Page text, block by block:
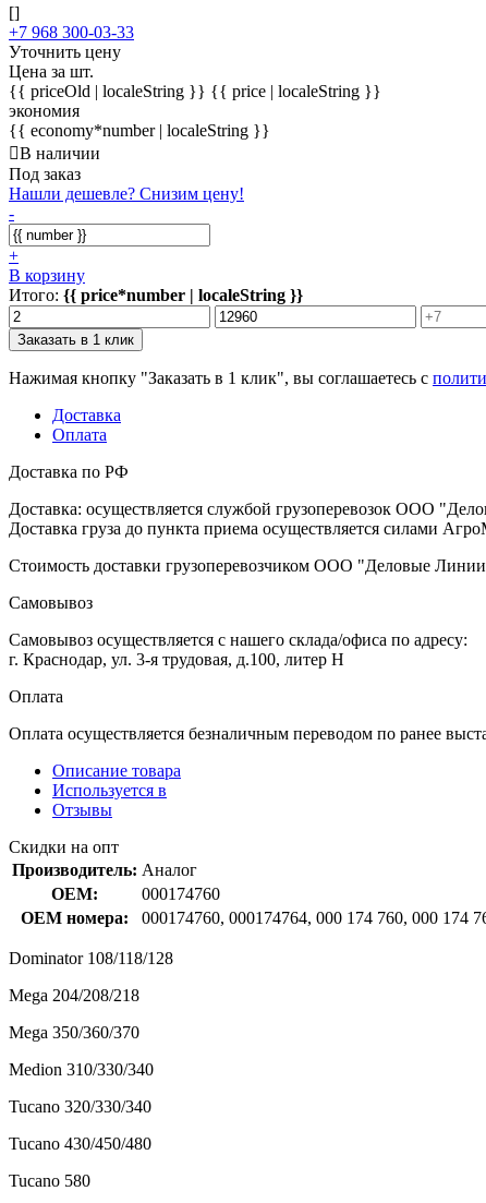
[]
+7 968 300-03-33
Уточнить цену
Цена за шт.
{{ priceOld | localeString }} {{ price | localeString }}
экономия
{{ economy*number | localeString }}
В наличии
Под заказ
Нашли дешевле? Снизим цену!
-
+
В корзину
Итого: {{ price*number | localeString }}
Заказать в 1 клик
Нажимая кнопку "Заказать в 1 клик", вы соглашаетесь с
Доставка
Оплата
Доставка по РФ
Доставка: осуществляется службой грузоперевозок ООО
Доставка груза до пункта приема осуществляется силами
Стоимость доставки грузоперевозчиком ООО "Деловые
Самовывоз
Самовывоз осуществляется с нашего склада/офиса по адресу:
г. Краснодар, ул. 3-я трудовая, д.100, литер Н
Оплата
Оплата осуществляется безналичным переводом по ранее
Описание товара
Используется в
Отзывы
Скидки на опт
Производитель: Аналог
OEM:
000174760
OEM номера:
000174760, 000174764, 000 174 760, 000 174
Dominator 108/118/128
Mega 204/208/218
Mega 350/360/370
Medion 310/330/340
Tucano 320/330/340
Tucano 430/450/480
Tucano 580